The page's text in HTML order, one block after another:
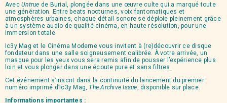
AvecUntrue de Burial, plongée dans une œuvre culte qui a marqué toute
une génération. Entre beats nocturnes, voix fantomatiques et
atmosphères urbaines, chaque détail sonore se déploie pleinement grâce
à un système audio de qualité cinéma, en haute résolution, pour une
immersion totale.
Ic3y Mag et le Cinéma Moderne vous invitent à (re)découvrir ce disque
fondateur dans une salle soigneusement calibrée. À votre arrivée, un
masque pour les yeux vous sera remis afin de pousser l’expérience plus
loin et vous plonger dans une écoute pure et sans filtres.
Cet événement s’inscrit dans la continuité du lancement du premier
numéro imprimé d’Ic3y Mag, The Archive Issue, disponible sur place.
Informations importantes :